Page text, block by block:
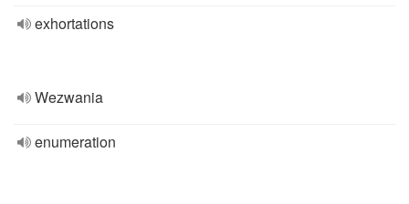
exhortations
Wezwania
enumeration